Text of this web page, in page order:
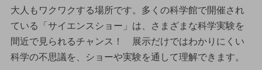
大人もワクワクする場所です。多くの科学館で開催され
ている「サイエンスショー」は、さまざまな科学実験を
間近で見られるチャンス！ 展示だけではわかりにくい
科学の不思議を、ショーや実験を通して理解できます。